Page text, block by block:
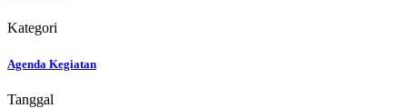
Kategori
Agenda Kegiatan
Tanggal